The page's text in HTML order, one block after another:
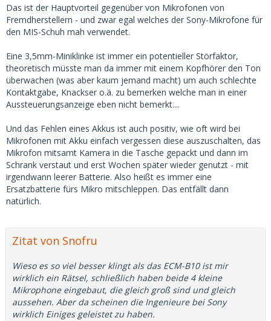
Das ist der Hauptvorteil gegenüber von Mikrofonen von
Fremdherstellern - und zwar egal welches der Sony-Mikrofone für
den MIS-Schuh mah verwendet.
Eine 3,5mm-Miniklinke ist immer ein potentieller Störfaktor,
theoretisch müsste man da immer mit einem Kopfhörer den Ton
überwachen (was aber kaum jemand macht) um auch schlechte
Kontaktgabe, Knackser o.ä. zu bemerken welche man in einer
Aussteuerungsanzeige eben nicht bemerkt....
Und das Fehlen eines Akkus ist auch positiv, wie oft wird bei
Mikrofonen mit Akku einfach vergessen diese auszuschalten, das
Mikrofon mitsamt Kamera in die Tasche gepackt und dann im
Schrank verstaut und erst Wochen später wieder genutzt - mit
irgendwann leerer Batterie. Also heißt es immer eine
Ersatzbatterie fürs Mikro mitschleppen. Das entfällt dann
natürlich.
Zitat von Snofru
Wieso es so viel besser klingt als das ECM-B10 ist mir
wirklich ein Rätsel, schließlich haben beide 4 kleine
Mikrophone eingebaut, die gleich groß sind und gleich
aussehen. Aber da scheinen die Ingenieure bei Sony
wirklich Einiges geleistet zu haben.